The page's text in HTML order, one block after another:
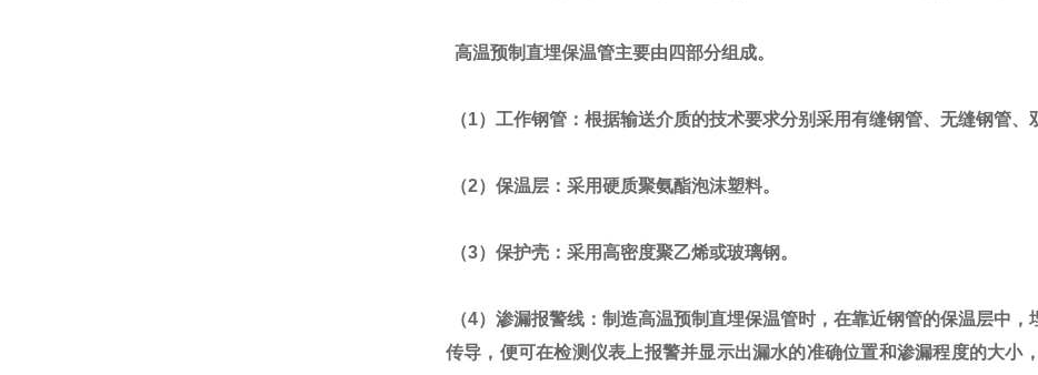
高温预制直埋保温管主要由四部分组成。
（1）工作钢管：根据输送介质的技术要求分别采用有缝钢管、无缝钢管、
（2）保温层：采用硬质聚氨酯泡沫塑料。
（3）保护壳：采用高密度聚乙烯或玻璃钢。
（4）渗漏报警线：制造高温预制直埋保温管时，在靠近钢管的保温层中
传导，便可在检测仪表上报警并显示出漏水的准确位置和渗漏程度的大小